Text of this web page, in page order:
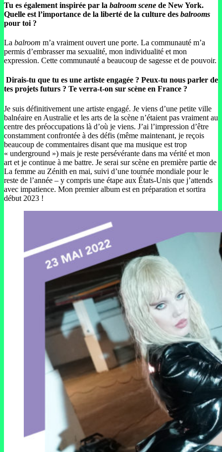
Tu es également inspirée par la balroom scene de New York.
Quelle est l’importance de la liberté de la culture des balrooms
pour toi ?
La balroom m’a vraiment ouvert une porte. La communauté m’a
permis d’embrasser ma sexualité, mon individualité et mon
expression. Cette communauté a beaucoup de sagesse et de pouvoir.
Dirais-tu que tu es une artiste engagée ? Peux-tu nous parler de
tes projets futurs ? Te verra-t-on sur scène en France ?
Je suis définitivement une artiste engagé. Je viens d’une petite ville
balnéaire en Australie et les arts de la scène n’étaient pas vraiment au
centre des préoccupations là d’où je viens. J’ai l’impression d’être
constamment confrontée à des défis (même maintenant, je reçois
beaucoup de commentaires disant que ma musique est trop
« underground ») mais je reste persévérante dans ma vérité et mon
art et je continue à me battre. Je serai sur scène en première partie de
La femme au Zénith en mai, suivi d’une tournée mondiale pour le
reste de l’année – y compris une étape aux États-Unis que j’attends
avec impatience. Mon premier album est en préparation et sortira
début 2023 !